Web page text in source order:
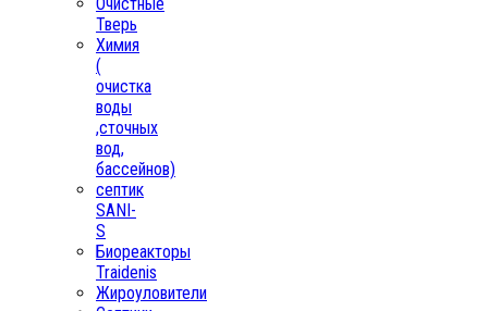
Тверь
Химия
(
очистка
воды
,сточных
вод,
бассейнов)
септик
SANI-
S
Биореакторы
Traidenis
Жироуловители